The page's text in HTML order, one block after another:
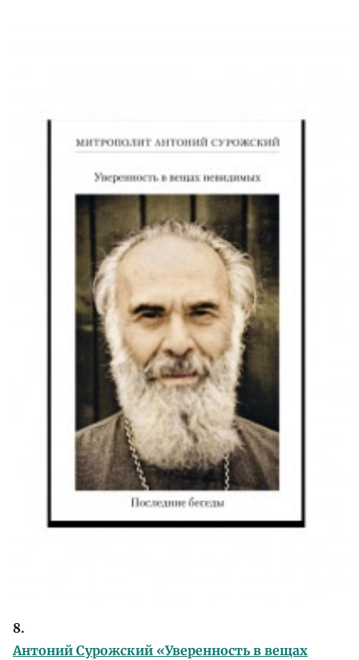
8.
Антоний Сурожский «Уверенность в вещах